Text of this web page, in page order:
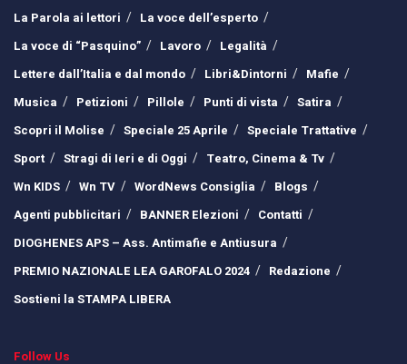
La Parola ai lettori
La voce dell’esperto
La voce di “Pasquino”
Lavoro
Legalità
Lettere dall’Italia e dal mondo
Libri&Dintorni
Mafie
Musica
Petizioni Pillole Punti di vista
Satira
Scopri il Molise
Speciale 25 Aprile
Speciale Trattative
Sport
Stragi di Ieri e di Oggi
Teatro, Cinema & Tv
Wn KIDS
Wn TV WordNews Consiglia
Blogs
Agenti pubblicitari
BANNER Elezioni
Contatti
DIOGHENES APS – Ass. Antimafie e Antiusura
PREMIO NAZIONALE LEA GAROFALO 2024
Redazione
Sostieni la STAMPA LIBERA
Follow Us